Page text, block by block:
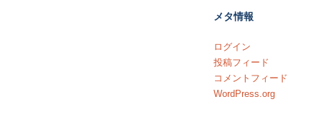
メタ情報
ログイン
投稿フィード
コメントフィード
WordPress.org